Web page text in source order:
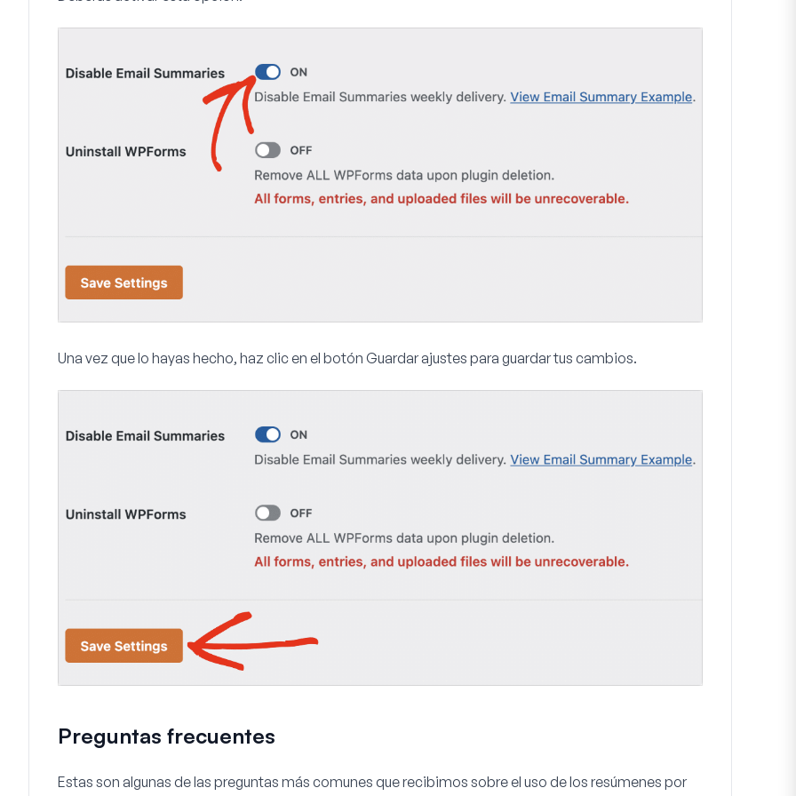
Una vez que lo hayas hecho, haz clic en el botón Guardar ajustes para guardar tus cambios.
Preguntas frecuentes
Estas son algunas de las preguntas más comunes que recibimos sobre el uso de los resúmenes por